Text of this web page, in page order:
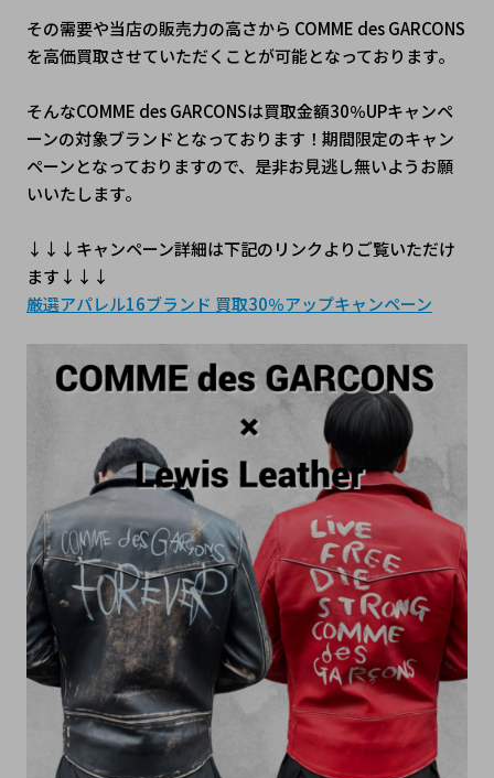
その需要や当店の販売力の高さから COMME des GARCONS
を高価買取させていただくことが可能となっております。
そんなCOMME des GARCONSは買取金額30％UPキャンペ
ーンの対象ブランドとなっております！期間限定のキャン
ペーンとなっておりますので、是非お見逃し無いようお願
いいたします。
↓↓↓﻿キャンペーン詳細は下記のリンクよりご覧いただけ
ます↓↓↓
厳選アパレル16ブランド 買取30％アップキャンペーン